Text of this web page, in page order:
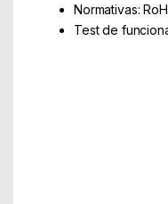
Normativas:
Test de